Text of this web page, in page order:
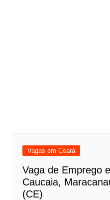
Vagas em Ceará
Vaga de Emprego
Caucaia,
(CE)